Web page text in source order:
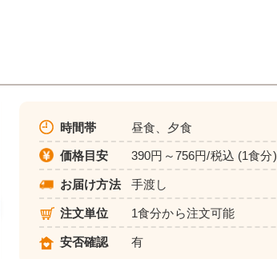
時間帯 昼食、夕食
価格目安 390円～756円/税込 (1食分)
お届け方法 手渡し
注文単位 1食分から注文可能
安否確認 有